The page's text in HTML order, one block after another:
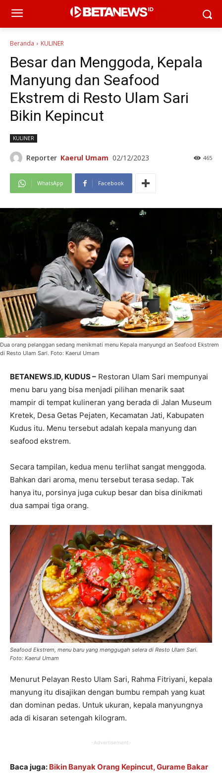
Beranda KULINER
Besar dan Menggoda, Kepala
Manyung dan Seafood
Ekstrem di Resto Ulam Sari
Bikin Kepincut
KULINER
Reporter Kaerul Umam 02/12/2023 465
WhatsApp Facebook
Dua orang pelanggan sedang menikmati menu Kepala manyungd an Seafood Ekstrem
di Resto Ulam Sari. Foto: Kaerul Umam
BETANEWS.ID, KUDUS – Restoran Ulam Sari mempunyai
menu baru yang bisa menjadi pilihan menarik saat
mampir di tempat kulineran yang berada di Jalan Museum
Kretek, Desa Getas Pejaten, Kecamatan Jati, Kabupaten
Kudus itu. Menu tersebut adalah kepala manyung dan
seafood ekstrem.
Secara tampilan, kedua menu terlihat sangat menggoda.
Bahkan dari aroma, menu tersebut terasa sedap. Tak
hanya itu, porsinya juga cukup besar dan bisa dinikmati
dua sampai tiga orang.
Seafood Ekstrem, menu baru yang menggugah selera di Resto Ulam Sari.
Foto: Kaerul Umam
Menurut Pelayan Resto Ulam Sari, Rahma Fitriyani, kepala
manyung itu disajikan dengan bumbu rempah yang kuat
dan dominan pedas. Untuk ukuran, kepala manyungnya
ada di kisaran setengah kilogram.
-Advertisement-
Baca juga: Bikin Banyak Orang Kepincut, Gurame Bakar